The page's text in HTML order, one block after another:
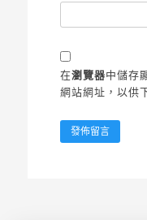
在瀏覽器中儲存
網站網址，以供